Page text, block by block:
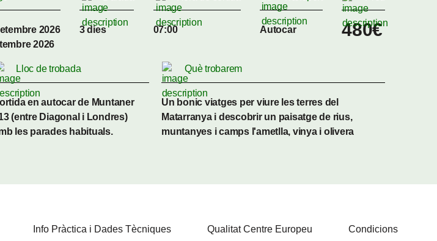
2026
2026
3 dies 07:00 Autocar 480€
Lloc de trobada
en autocar de Muntaner
(entre Diagonal i Londres)
les parades habituals.
Què trobarem
Un bonic viatges per viure les terres del
Matarranya i descobrir un paisatge de rius,
muntanyes i camps l'ametlla, vinya i olivera
Info Pràctica i Dades Tècniques Qualitat Centre Europeu Condicions